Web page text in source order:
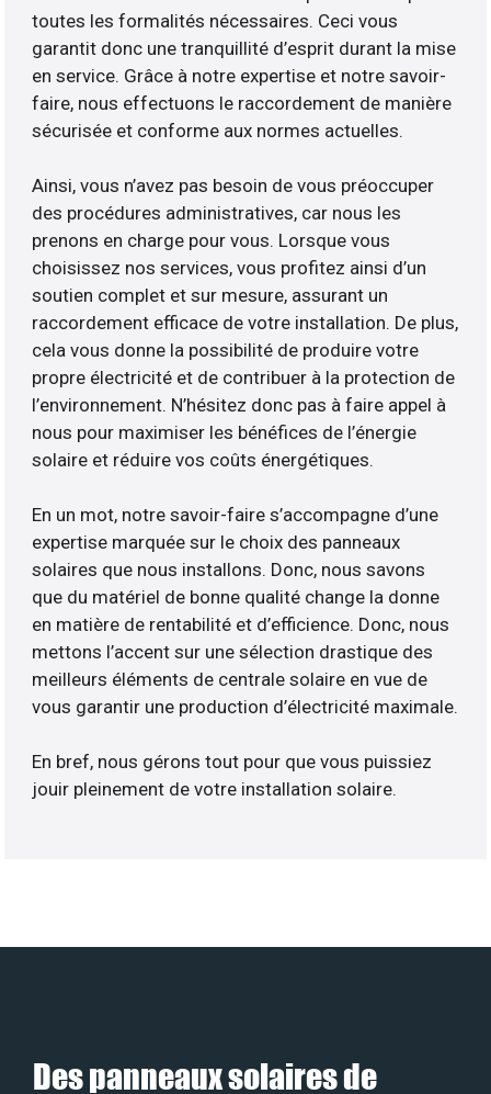
toutes les formalités nécessaires. Ceci vous
garantit donc une tranquillité d’esprit durant la mise
en service. Grâce à notre expertise et notre savoir-
faire, nous effectuons le raccordement de manière
sécurisée et conforme aux normes actuelles.
Ainsi, vous n’avez pas besoin de vous préoccuper
des procédures administratives, car nous les
prenons en charge pour vous. Lorsque vous
choisissez nos services, vous profitez ainsi d’un
soutien complet et sur mesure, assurant un
raccordement efficace de votre installation. De plus,
cela vous donne la possibilité de produire votre
propre électricité et de contribuer à la protection de
l’environnement. N’hésitez donc pas à faire appel à
nous pour maximiser les bénéfices de l’énergie
solaire et réduire vos coûts énergétiques.
En un mot, notre savoir-faire s’accompagne d’une
expertise marquée sur le choix des panneaux
solaires que nous installons. Donc, nous savons
que du matériel de bonne qualité change la donne
en matière de rentabilité et d’efficience. Donc, nous
mettons l’accent sur une sélection drastique des
meilleurs éléments de centrale solaire en vue de
vous garantir une production d’électricité maximale.
En bref, nous gérons tout pour que vous puissiez
jouir pleinement de votre installation solaire.
Des panneaux solaires de